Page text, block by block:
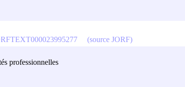
professionnelles
(source JORF)